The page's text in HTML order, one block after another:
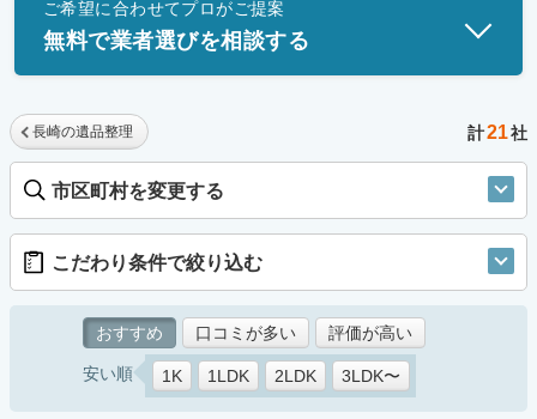
士」資格を持つ事業者のみ掲載しています。
ご希望に合わせてプロがご提案
無料で業者選びを相談する
長崎の遺品整理 計21社
市区町村を変更する
こだわり条件で絞り込む
おすすめ 口コミが多い 評価が高い
安い順 1K 1LDK 2LDK 3LDK〜